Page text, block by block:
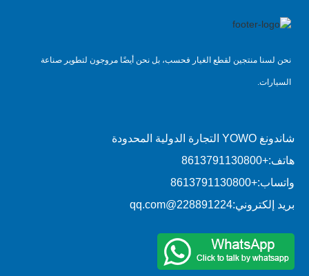
نحن لسنا منتجين لقطع الغيار فحسب، بل نحن أيضًا مروجون لتطوير صناعة
السيارات.
شاندونغ YOWO التجارة الدولية المحدودة
هاتف:+8613791130800
واتساب:+8613791130800
بريد إلكتروني:228891224@qq.com